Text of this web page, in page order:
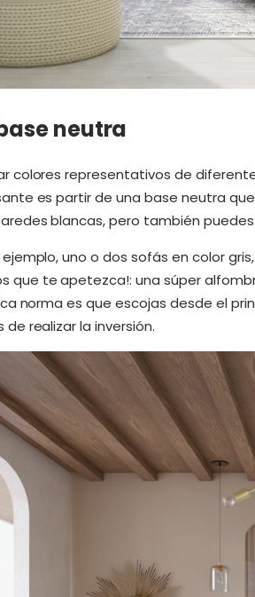
neutra
colores representativos de
es partir de una base neutra
blancas, pero también
uno o dos sofás en color
que te apetezca!: una súper
norma es que escojas desde el
realizar la inversión.